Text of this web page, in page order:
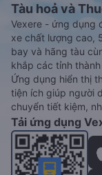
Tàu hoả và
Vexere - ứng dụng
xe chất lượng cao,
bay và hãng tàu
khắp các tỉnh
Ứng dụng hiển thị
tiện ích giúp người
chuyển tiết kiệm,
Tải ứng dụng